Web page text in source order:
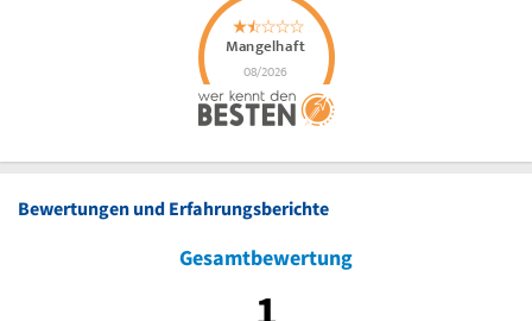
Bewertungen und Erfahrungsberichte
Gesamtbewertung